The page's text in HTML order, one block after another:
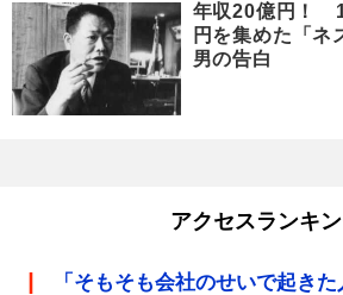
年収20億円！
円を集めた「ネ
男の告白
アクセスランキ
「そもそも会社のせいで起き